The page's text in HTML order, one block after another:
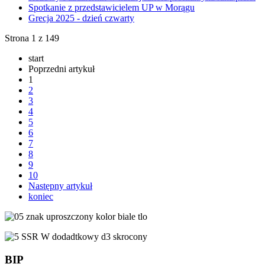
Spotkanie z przedstawicielem UP w Morągu
Grecja 2025 - dzień czwarty
Strona 1 z 149
start
Poprzedni artykuł
1
2
3
4
5
6
7
8
9
10
Następny artykuł
koniec
BIP